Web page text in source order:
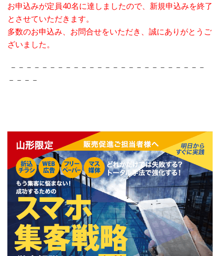
お申込みが定員40名に達しましたので、新規申込みを終了
とさせていただきます。
多数のお申込み、お問合せをいただき、誠にありがとうご
ざいました。
－－－－－－－－－－－－－－－－－－－－－－－－－
－－－－